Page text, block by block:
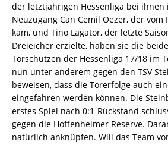
der letztjährigen Hessenliga bei
Neuzugang Can Cemil Oezer, der vom
kam, und Tino Lagator, der letzte
Dreieicher erzielte, haben sie die
Torschützen der Hessenliga 17/18 im
nun unter anderem gegen den TSV
beweisen, dass die Torerfolge auch
eingefahren werden können. Die
erstes Spiel nach 0:1-Rückstand
gegen die Hoffenheimer Reserve.
natürlich anknüpfen. Will das Team